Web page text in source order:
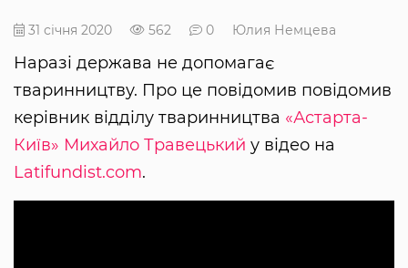
31 січня 2020 562 0 Юлия Немцева
Наразі держава не допомагає
тваринництву. Про це повідомив повідомив
керівник відділу тваринництва «Астарта-
Київ» Михайло Травецький у відео на
Latifundist.com.